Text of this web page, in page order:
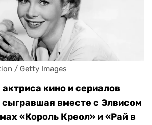
/ Getty Images
кино и сериалов
вместе с Элвисом
«Король Креол» и «Рай в